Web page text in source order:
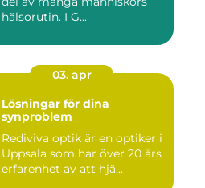
hälsorutin. I G...
03. apr
Lösningar för dina
synproblem
Rediviva optik är en optiker i
Uppsala som har över 20 års
erfarenhet av att hjä...